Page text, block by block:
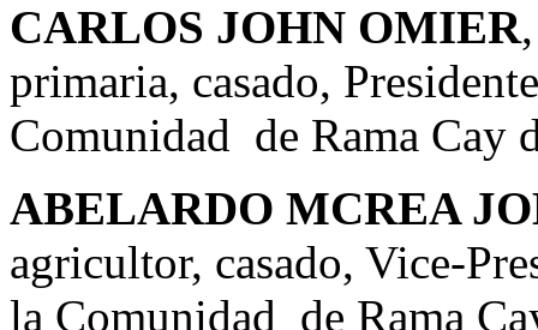
CARLOS JOHN OMIER
primaria, casado,
Comunidad de Rama Cay
ABELARDO MCREA
agricultor, casado, Vice-
la Comunidad de Rama